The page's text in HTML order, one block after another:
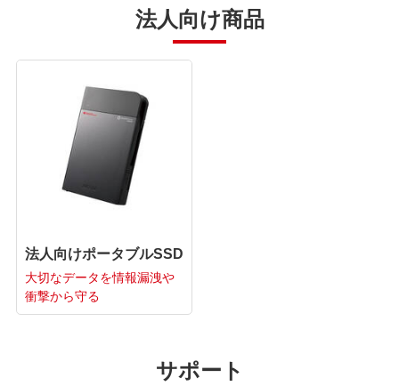
法人向け商品
法人向けポータブルSSD
大切なデータを情報漏洩や
衝撃から守る
サポート